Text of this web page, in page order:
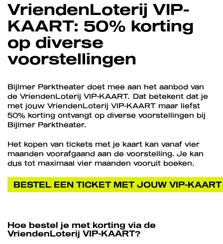
VriendenLoterij VIP-
KAART: 50% korting
op diverse
voorstellingen
Bijlmer Parktheater doet mee aan het aanbod van
de VriendenLoterij VIP-KAART. Dat betekent dat je
met jouw VriendenLoterij VIP-KAART maar liefst
50% korting ontvangt op diverse voorstellingen bij
Bijlmer Parktheater.
Het kopen van tickets met je kaart kan vanaf vier
maanden voorafgaand aan de voorstelling. Je kan
dus tot maximaal vier maanden vooruit boeken.
BESTEL EEN TICKET MET JOUW VIP-KAART
Hoe bestel je met korting via de
VriendenLoterij VIP-KAART?